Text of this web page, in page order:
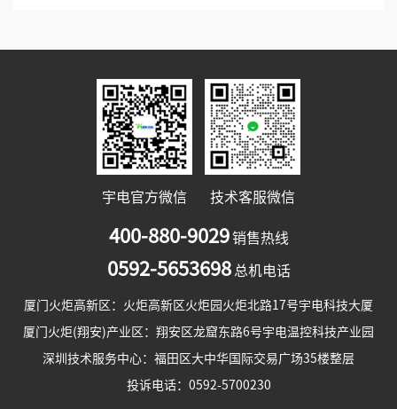
宇电官方微信 技术客服微信
400-880-9029 销售热线
0592-5653698 总机电话
厦门火炬高新区：火炬高新区火炬园火炬北路17号宇电科技大厦
厦门火炬(翔安)产业区：翔安区龙窟东路6号宇电温控科技产业园
深圳技术服务中心：福田区大中华国际交易广场35楼整层
投诉电话：0592-5700230